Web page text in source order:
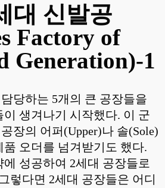
대 신발공
Factory of
Generation)-1
당하는 5개의 큰 공장들을
생겨나기 시작했다. 이 군
장의 어퍼(Upper)나 솔(Sole)
오더를 넘겨받기도 했다.
성공하여 2세대 공장들로
렇다면 2세대 공장들은 어디